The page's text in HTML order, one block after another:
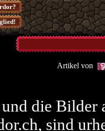
Artikel von
die Bilder
sind